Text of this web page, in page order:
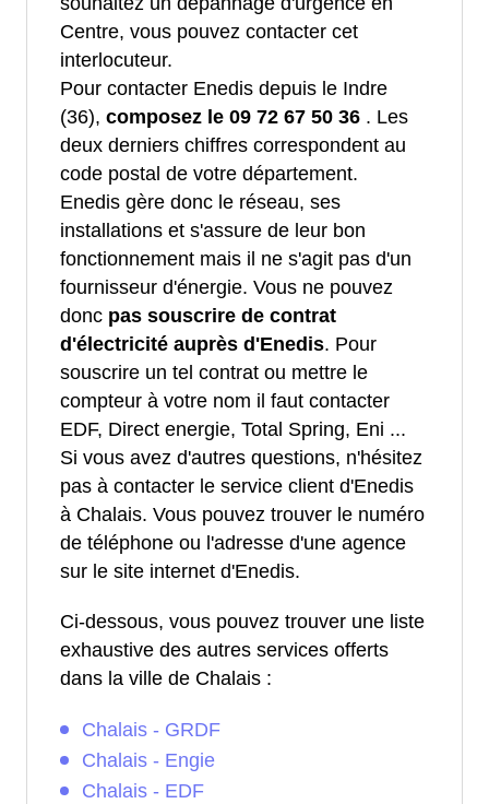
Centre, vous pouvez contacter cet
interlocuteur.
Pour contacter Enedis depuis le Indre
(36), composez le 09 72 67 50 36 . Les
deux derniers chiffres correspondent au
code postal de votre département.
Enedis gère donc le réseau, ses
installations et s'assure de leur bon
fonctionnement mais il ne s'agit pas d'un
fournisseur d'énergie. Vous ne pouvez
donc pas souscrire de contrat
d'électricité auprès d'Enedis. Pour
souscrire un tel contrat ou mettre le
compteur à votre nom il faut contacter
EDF, Direct energie, Total Spring, Eni ...
Si vous avez d'autres questions, n'hésitez
pas à contacter le service client d'Enedis
à Chalais. Vous pouvez trouver le numéro
de téléphone ou l'adresse d'une agence
sur le site internet d'Enedis.
Ci-dessous, vous pouvez trouver une liste
exhaustive des autres services offerts
dans la ville de Chalais :
Chalais - GRDF
Chalais - Engie
Chalais - EDF